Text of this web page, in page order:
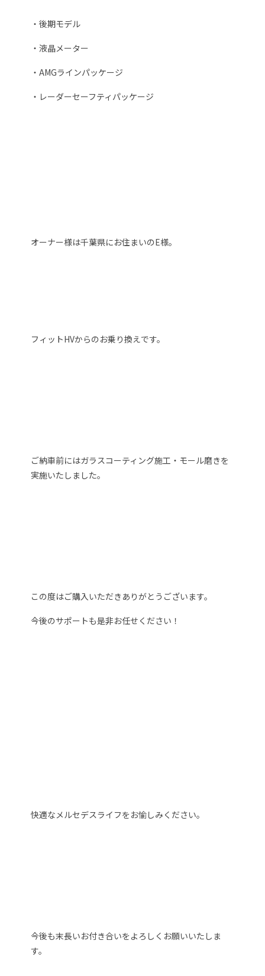
・後期モデル
・液晶メーター
・AMGラインパッケージ
・レーダーセーフティパッケージ
オーナー様は千葉県にお住まいのE様。
フィットHVからのお乗り換えです。
ご納車前にはガラスコーティング施工・モール磨きを
実施いたしました。
この度はご購入いただきありがとうございます。
今後のサポートも是非お任せください！
快適なメルセデスライフをお愉しみください。
今後も末長いお付き合いをよろしくお願いいたしま
す。